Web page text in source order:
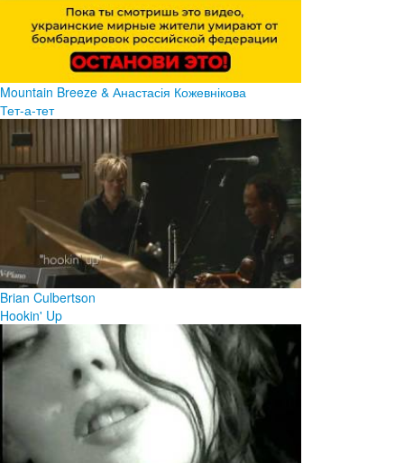
Mountain Breeze & Анастасія Кожевнікова
Тет-а-тет
Brian Culbertson
Hookin' Up